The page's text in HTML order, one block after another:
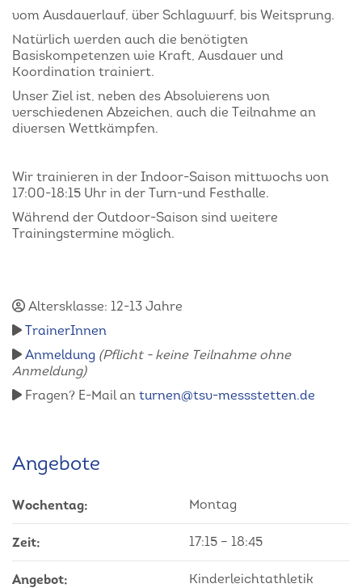
vom Ausdauerlauf, über Schlagwurf, bis Weitsprung.
Natürlich werden auch die benötigten
Basiskompetenzen wie Kraft, Ausdauer und
Koordination trainiert.
Unser Ziel ist, neben des Absolvierens von
verschiedenen Abzeichen, auch die Teilnahme an
diversen Wettkämpfen.
Wir trainieren in der Indoor-Saison mittwochs von
17:00-18:15 Uhr in der Turn-und Festhalle.
Während der Outdoor-Saison sind weitere
Trainingstermine möglich.
Altersklasse: 12-13 Jahre
TrainerInnen
Anmeldung (Pflicht - keine Teilnahme ohne
Anmeldung)
Fragen? E-Mail an turnen@tsv-messstetten.de
Angebote
Wochentag: Montag
Zeit: 17:15 – 18:45
Angebot: Kinderleichtathletik